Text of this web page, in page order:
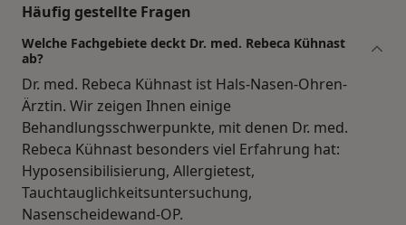
Häufig gestellte Fragen
Welche Fachgebiete deckt Dr. med. Rebeca Kühnast
ab?
Dr. med. Rebeca Kühnast ist Hals-Nasen-Ohren-
Ärztin. Wir zeigen Ihnen einige
Behandlungsschwerpunkte, mit denen Dr. med.
Rebeca Kühnast besonders viel Erfahrung hat:
Hyposensibilisierung, Allergietest,
Tauchtauglichkeitsuntersuchung,
Nasenscheidewand-OP.